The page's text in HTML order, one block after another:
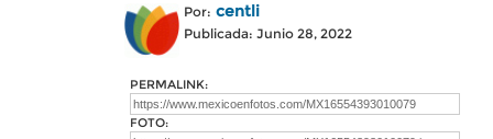
Por: centli
Publicada: Junio 28, 2022
PERMALINK:
FOTO: